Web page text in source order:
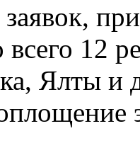
12
Ялты и